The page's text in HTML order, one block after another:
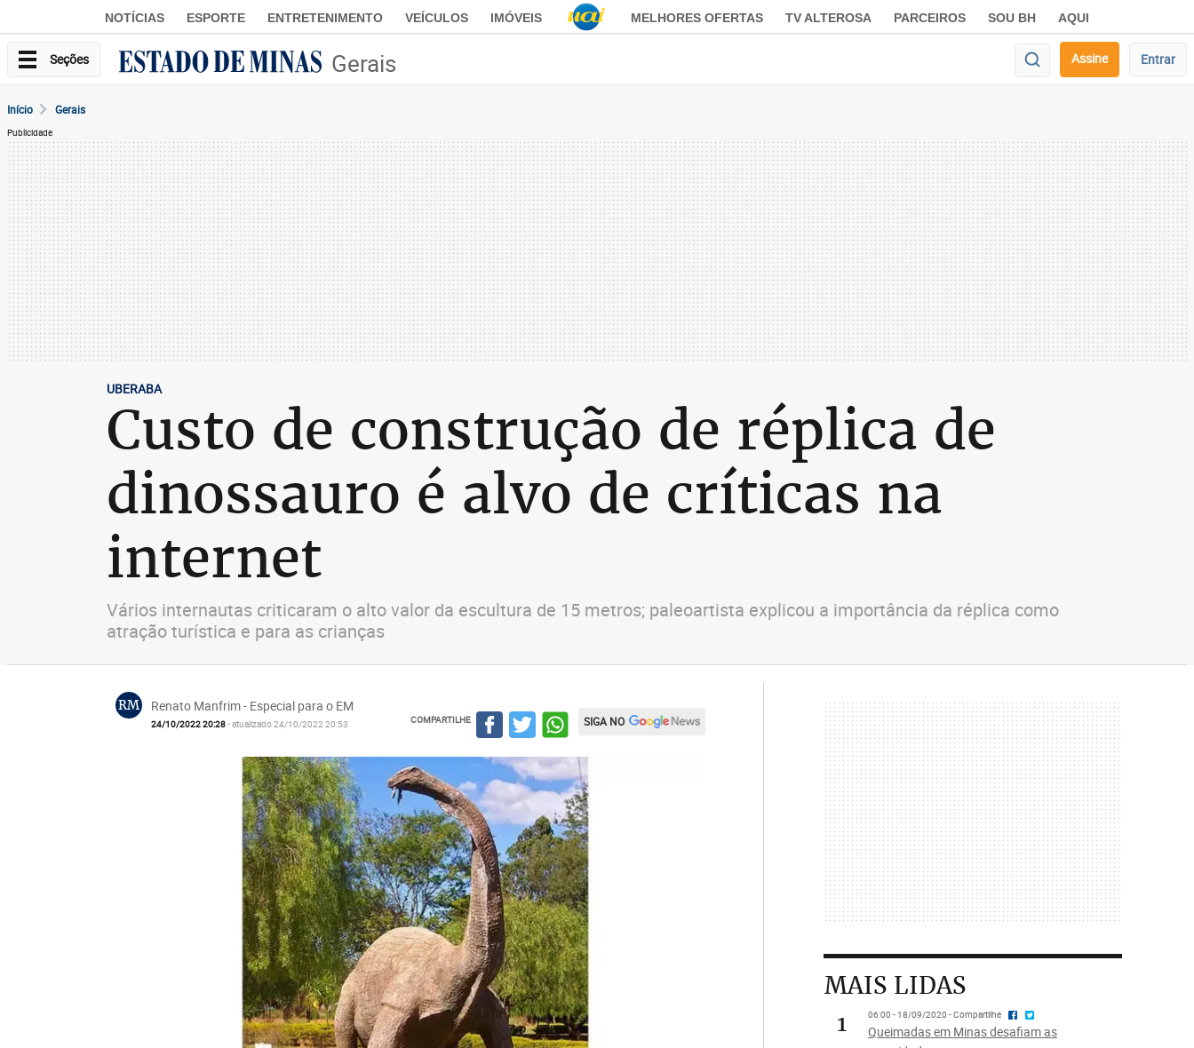
NOTÍCIAS ESPORTE ENTRETENIMENTO VEÍCULOS IMÓVEIS MELHORES OFERTAS TV ALTEROSA PARCEIROS SOU BH AQUI
Seções Gerais Assine Entrar
Início Gerais
Publicidade
UBERABA
Custo de construção de réplica de
dinossauro é alvo de críticas na
internet
Vários internautas criticaram o alto valor da escultura de 15 metros; paleoartista explicou a importância da réplica como
atração turística e para as crianças
RM Renato Manfrim - Especial para o EM
24/10/2022 20:28- atualizado 24/10/2022 20:53 COMPARTILHE SIGA NO
MAIS LIDAS
1
06:00 - 18/09/2020 - Compartilhe
Queimadas em Minas desafiam as